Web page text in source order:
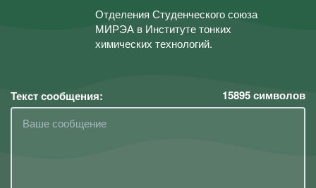
Отделения Студенческого союза
МИРЭА в Институте тонких
химических технологий.
Текст сообщения: 15895символов